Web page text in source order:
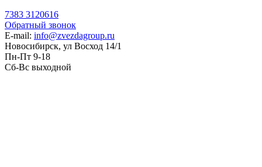
7383 3120616
Обратный звонок
E-mail: info@zvezdagroup.ru
Новосибирск, ул Восход 14/1
Пн-Пт 9-18
Сб-Вс выходной